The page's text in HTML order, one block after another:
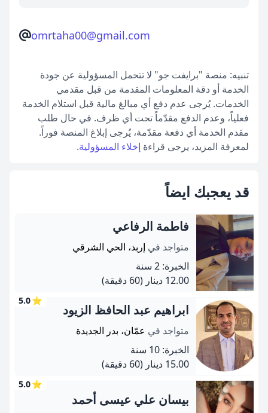
omrtaha00@gmail.com
تنبيه: منصة "برايفت جو" لا تتحمل المسؤولية عن جودة
الخدمة أو دقة المعلومات المقدمة من قبل مقدمي
الخدمات. يُرجى عدم دفع أي مبالغ مالية قبل استلام الخدمة
فعلياً، وعدم الدفع مقدّماً تحت أي ظرف. في حال طلب
مقدم الخدمة أي دفعة مقدّمة، يُرجى إبلاغ المنصة فوراً.
لمعرفة المزيد، يرجى قراءة إخلاء المسؤولية.
قد يعجبك ايضاً
فاطمة الرفاعي
متواجد في إربد، الحي الشرقي
الخبرة: 2 سنة
12.00 دينار
(60 دقيقة)
⭐
5.0
ابراهيم عبد الحافظ الزيود
متواجد في عمّان، بدر الجديدة
الخبرة: 10 سنة
15.00 دينار
(60 دقيقة)
⭐
5.0
بيسان علي عيسى أحمد